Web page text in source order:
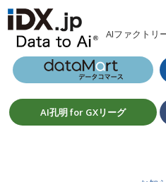
AIファクトリ
AI孔明 for GXリーグ